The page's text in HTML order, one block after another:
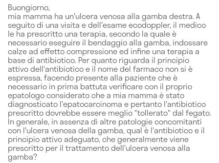
Buongiorno,
mia mamma ha un'ulcera venosa alla gamba destra. A
seguito di una visita e dell'esame ecodoppler, il medico
le ha prescritto una terapia, secondo la quale è
necessario eseguire il bendaggio alla gamba, indossare
calze ad effetto compressione ed infine una terapia a
base di antibiotico. Per quanto riguarda il principio
attivo dell'antibiotico e il nome del farmaco non si è
espressa, facendo presente alla paziente che è
necessario in prima battuta verificare con il proprio
epatologo considerato che a mia mamma è stato
diagnosticato l'epatocarcinoma e pertanto l'antibiotico
prescritto dovrebbe essere meglio "tollerato" dal fegato.
In generale, in assenza di altre patologie concomitanti
con l'ulcera venosa della gamba, qual è l'antibiotico e il
principio attivo adeguato, che generalmente viene
prescritto per il trattamento dell'ulcera venosa alla
gamba?